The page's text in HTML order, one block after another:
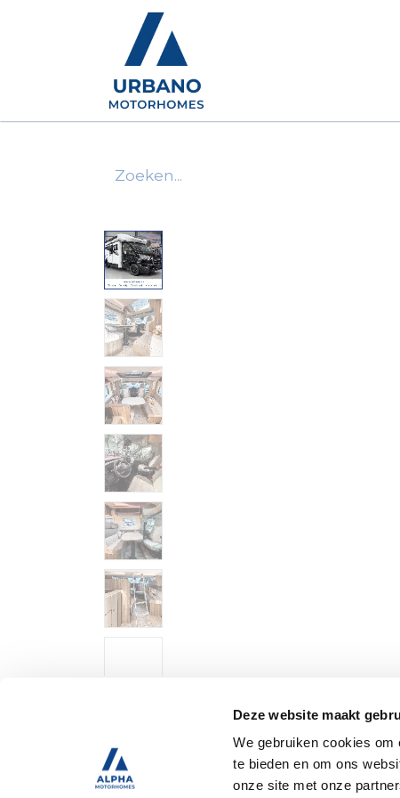
Deze website maakt
We gebruiken cookies
te bieden en om ons
onze site met onze